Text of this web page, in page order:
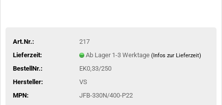
Art.Nr.:
217
Lieferzeit:
Ab Lager 1-3 Werktage (Infos zur Lieferzeit)
BestellNr.:
EK0,33/250
Hersteller:
VS
MPN:
JFB-330N/400-P22